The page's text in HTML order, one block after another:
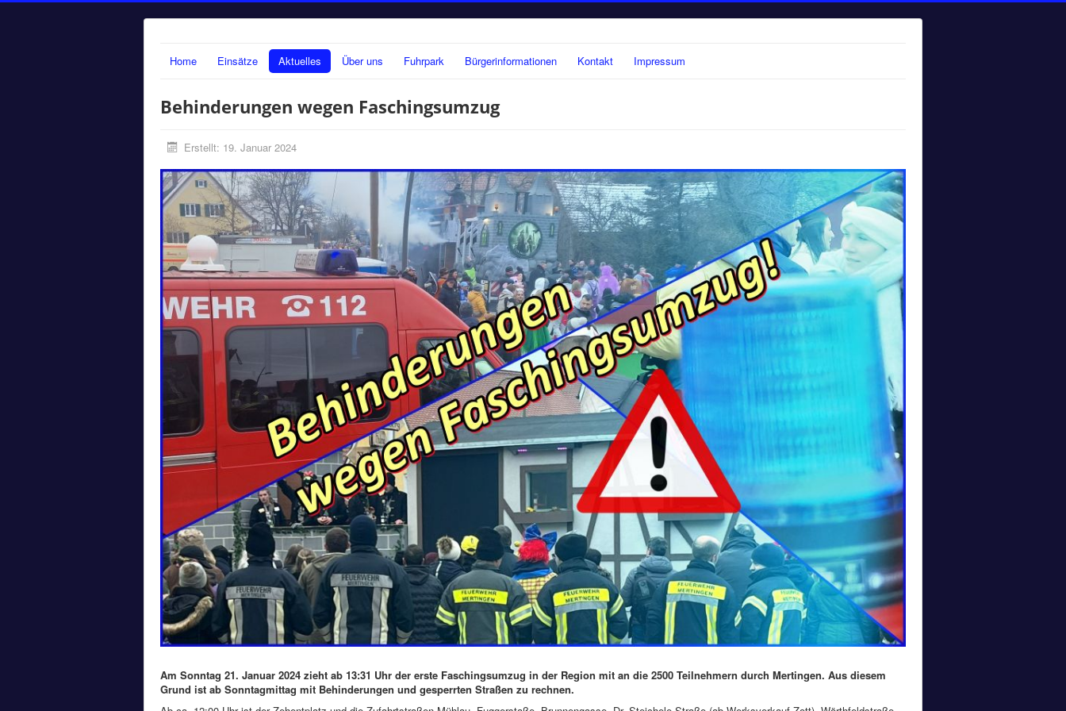
Home Einsätze Aktuelles Über uns Fuhrpark Bürgerinformationen Kontakt Impressum
Behinderungen wegen Faschingsumzug
Erstellt: 19. Januar 2024
Am Sonntag 21. Januar 2024 zieht ab 13:31 Uhr der erste Faschingsumzug in der Region mit an die 2500 Teilnehmern durch Mertingen. Aus diesem
Grund ist ab Sonntagmittag mit Behinderungen und gesperrten Straßen zu rechnen.